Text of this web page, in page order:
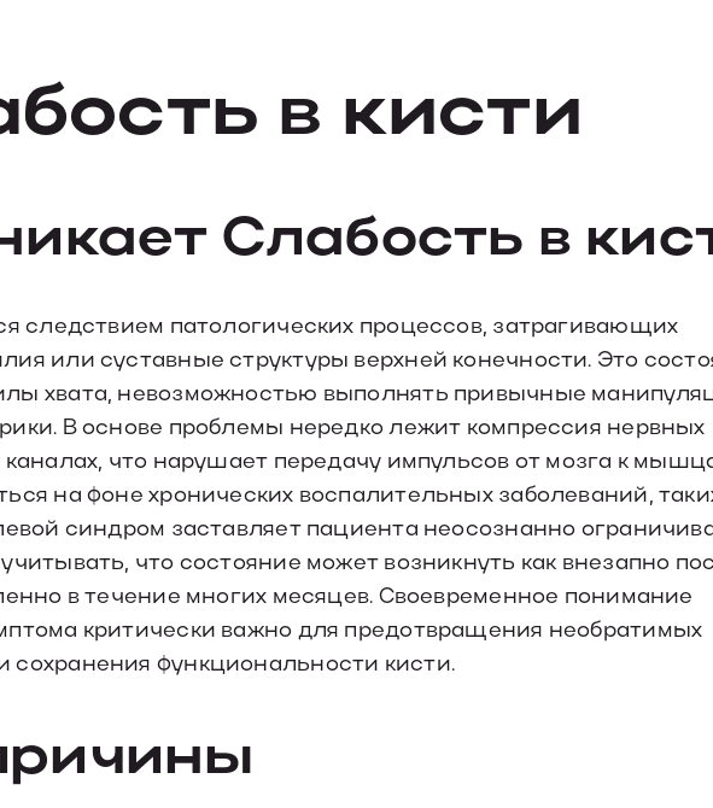
в кисти
Слабость в
следствием патологических процессов, затрагивающих
или суставные структуры верхней конечности. Это
хвата, невозможностью выполнять привычные
В основе проблемы нередко лежит компрессия нервных
каналах, что нарушает передачу импульсов от мозга к
на фоне хронических воспалительных заболеваний,
синдром заставляет пациента неосознанно
что состояние может возникнуть как внезапно
в течение многих месяцев. Своевременное понимание
критически важно для предотвращения необратимых
функциональности кисти.